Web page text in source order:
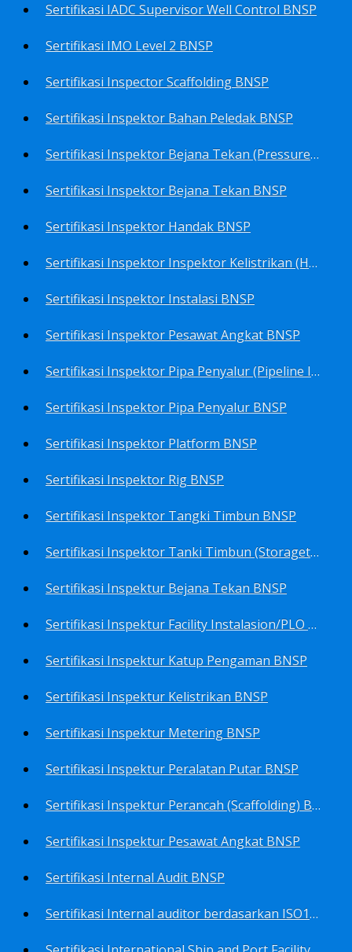
Sertifikasi IADC Supervisor Well Control BNSP
Sertifikasi IMO Level 2 BNSP
Sertifikasi Inspector Scaffolding BNSP
Sertifikasi Inspektor Bahan Peledak BNSP
Sertifikasi Inspektor Bejana Tekan (Pressure Vessel Inspector) BNSP
Sertifikasi Inspektor Bejana Tekan BNSP
Sertifikasi Inspektor Handak BNSP
Sertifikasi Inspektor Inspektor Kelistrikan (Harga Khusus) BNSP
Sertifikasi Inspektor Instalasi BNSP
Sertifikasi Inspektor Pesawat Angkat BNSP
Sertifikasi Inspektor Pipa Penyalur (Pipeline Inspector) BNSP
Sertifikasi Inspektor Pipa Penyalur BNSP
Sertifikasi Inspektor Platform BNSP
Sertifikasi Inspektor Rig BNSP
Sertifikasi Inspektor Tangki Timbun BNSP
Sertifikasi Inspektor Tanki Timbun (Storagetank Inspector) BNSP
Sertifikasi Inspektur Bejana Tekan BNSP
Sertifikasi Inspektur Facility Instalasion/PLO BNSP
Sertifikasi Inspektur Katup Pengaman BNSP
Sertifikasi Inspektur Kelistrikan BNSP
Sertifikasi Inspektur Metering BNSP
Sertifikasi Inspektur Peralatan Putar BNSP
Sertifikasi Inspektur Perancah (Scaffolding) BNSP
Sertifikasi Inspektur Pesawat Angkat BNSP
Sertifikasi Internal Audit BNSP
Sertifikasi Internal auditor berdasarkan ISO17025.2017 Pedoman Panduan Mutu&Prosedur Laboratorium BNSP